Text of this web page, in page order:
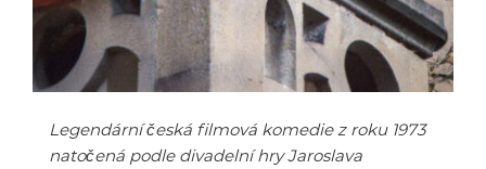
Legendární česká filmová komedie z roku 1973
natočená podle divadelní hry Jaroslava